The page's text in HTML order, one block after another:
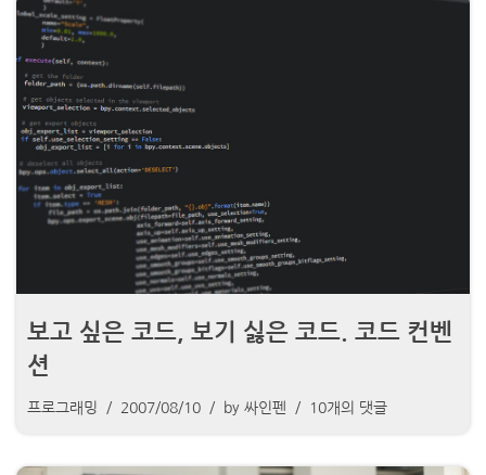
보고 싶은 코드, 보기 싫은 코드. 코드 컨벤
션
프로그래밍 2007/08/10 by 싸인펜 10개의 댓글